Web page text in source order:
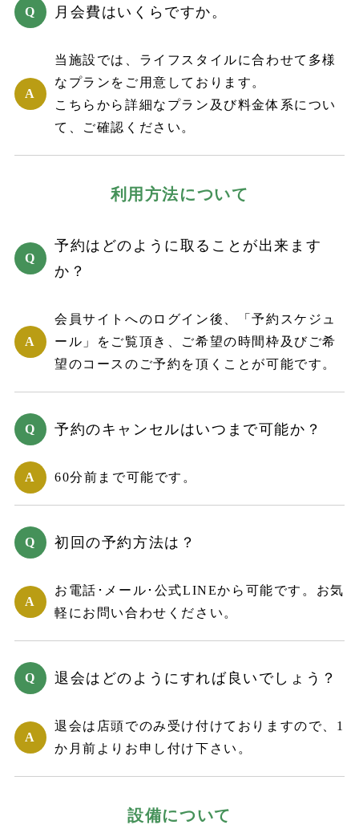
月会費はいくらですか。
当施設では、ライフスタイルに合わせて多様
なプランをご用意しております。
こちらから詳細なプラン及び料金体系につい
て、ご確認ください。
利用方法について
予約はどのように取ることが出来ます
か？
会員サイトへのログイン後、「予約スケジュ
ール」をご覧頂き、ご希望の時間枠及びご希
望のコースのご予約を頂くことが可能です。
予約のキャンセルはいつまで可能か？
60分前まで可能です。
初回の予約方法は？
お電話･メール･公式LINEから可能です。お気
軽にお問い合わせください。
退会はどのようにすれば良いでしょう？
退会は店頭でのみ受け付けておりますので、1
か月前よりお申し付け下さい。
設備について